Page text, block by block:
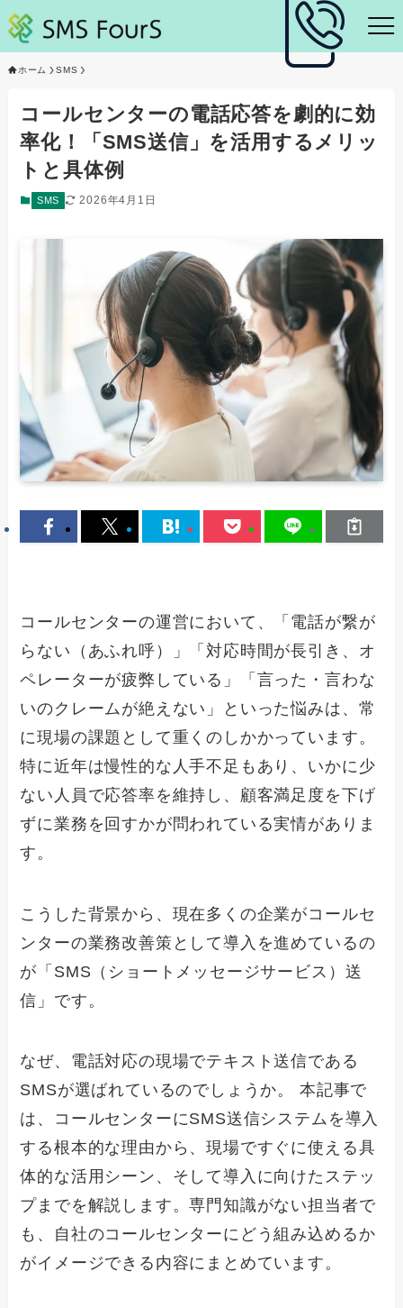
ホーム SMS
コールセンターの電話応答を劇的に効
率化！「SMS送信」を活用するメリッ
トと具体例
SMS 2026年4月1日
コールセンターの運営において、「電話が繋が
らない（あふれ呼）」「対応時間が長引き、オ
ペレーターが疲弊している」「言った・言わな
いのクレームが絶えない」といった悩みは、常
に現場の課題として重くのしかかっています。
特に近年は慢性的な人手不足もあり、いかに少
ない人員で応答率を維持し、顧客満足度を下げ
ずに業務を回すかが問われている実情がありま
す。
こうした背景から、現在多くの企業がコールセ
ンターの業務改善策として導入を進めているの
が「SMS（ショートメッセージサービス）送
信」です。
なぜ、電話対応の現場でテキスト送信である
SMSが選ばれているのでしょうか。 本記事で
は、コールセンターにSMS送信システムを導入
する根本的な理由から、現場ですぐに使える具
体的な活用シーン、そして導入に向けたステッ
プまでを解説します。専門知識がない担当者で
も、自社のコールセンターにどう組み込めるか
がイメージできる内容にまとめています。